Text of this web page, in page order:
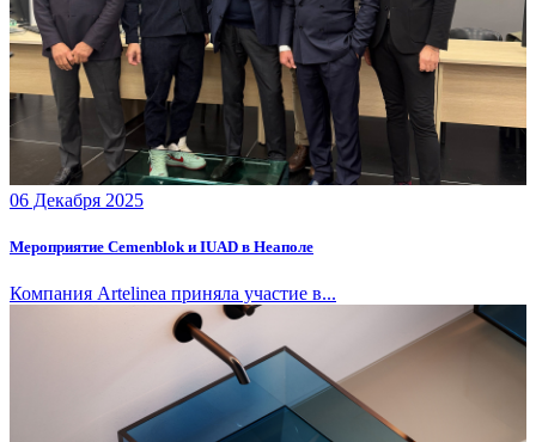
06 Декабря 2025
Мероприятие Cemenblok и IUAD в Неаполе
Компания Artelinea приняла участие в...